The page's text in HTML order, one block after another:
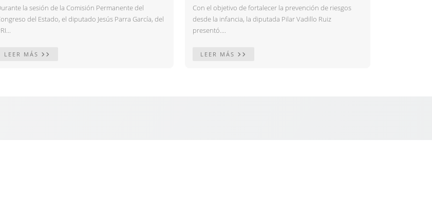
la sesión de la Comisión Permanente del
del Estado, el diputado Jesús Parra García, del
LEER MÁS
Con el objetivo de fortalecer la prevención de riesgos
desde la infancia, la diputada Pilar Vadillo Ruiz
presentó....
LEER MÁS